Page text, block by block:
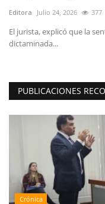
Editora Julio 24, 2026 377
El jurista, explicó que la
dictaminada...
PUBLICACIONES
Crónica